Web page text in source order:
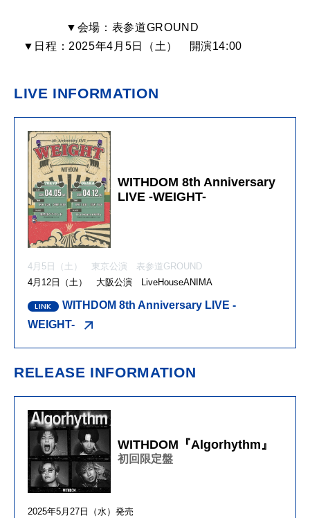
▼会場：表参道GROUND
▼日程：2025年4月5日（土） 開演14:00
LIVE INFORMATION
WITHDOM 8th Anniversary
LIVE -WEIGHT-
4月5日（土） 東京公演 表参道GROUND
4月12日（土） 大阪公演 LiveHouseANIMA
WITHDOM 8th Anniversary LIVE -
WEIGHT-
RELEASE INFORMATION
WITHDOM『Algorhythm』
初回限定盤
2025年5月27日（水）発売